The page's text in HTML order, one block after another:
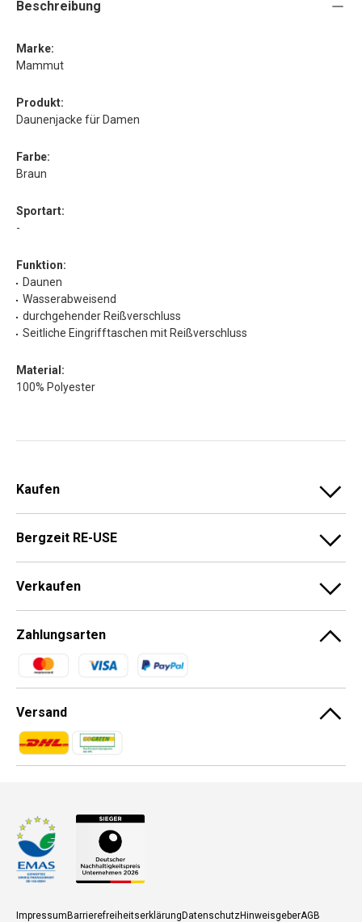
Beschreibung
Marke:
Mammut
Produkt:
Daunenjacke für Damen
Farbe:
Braun
Sportart:
-
Funktion:
Daunen
Wasserabweisend
durchgehender Reißverschluss
Seitliche Eingrifftaschen mit Reißverschluss
Material:
100% Polyester
Kaufen
Bergzeit RE-USE
Verkaufen
Zahlungsarten
Zahlungsmethoden
Versand
Zahlungsmethoden
Zahlungsmethoden
ImpressumBarrierefreiheitserklärungDatenschutzHinweisgeberAGB